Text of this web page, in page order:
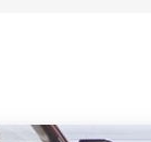
kiezen om